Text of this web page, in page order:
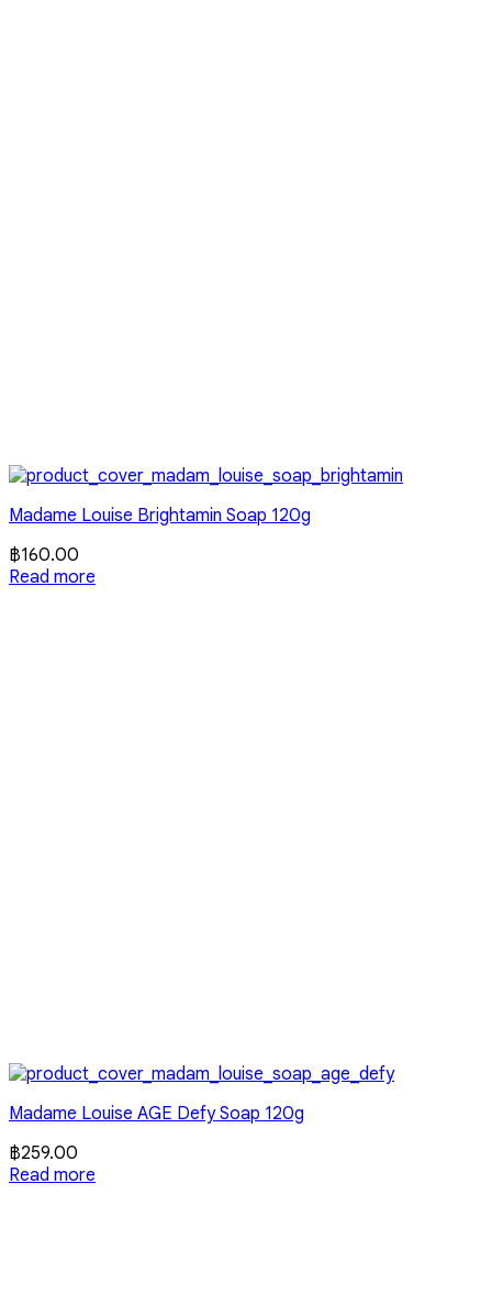
Madame Louise Brightamin Soap 120g
฿160.00
Read more
Madame Louise AGE Defy Soap 120g
฿259.00
Read more